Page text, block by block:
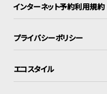
インターネット予約利用規約
プライバシーポリシー
エコスタイル